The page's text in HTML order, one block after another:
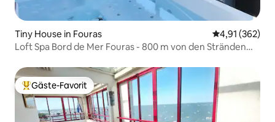
Tiny House in Fouras
4,91 (362)
Loft Spa Bord de Mer Fouras - 800 m von den Stränden
Beliebter Gäste-Favorit.
Gäste-Favorit